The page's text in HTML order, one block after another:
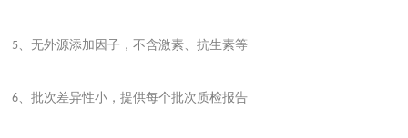
5 、无外源添加因子，不含激素、抗生素等
6、批次差异性小，提供每个批次质检报告